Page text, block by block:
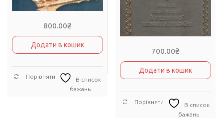
800.00₴
Додати в кошик
Порівняти
В список
бажань
700.00₴
Додати в кошик
Порівняти
В список
бажань